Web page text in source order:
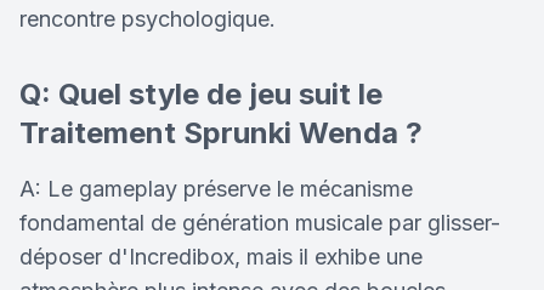
rencontre psychologique.
Q: Quel style de jeu suit le
Traitement Sprunki Wenda ?
A: Le gameplay préserve le mécanisme
fondamental de génération musicale par glisser-
déposer d'Incredibox, mais il exhibe une